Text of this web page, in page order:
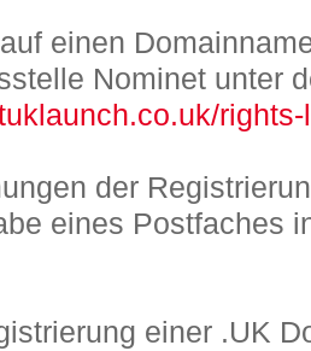
einen
Nominet unter
der
eines Postfaches
einer .UK